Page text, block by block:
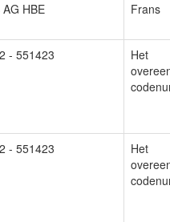
AG HBE Frans
- 551423
Het
- 551423
Het